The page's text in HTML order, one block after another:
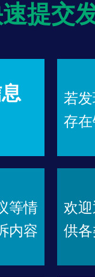
提交
若
存
等情
内容
欢
供